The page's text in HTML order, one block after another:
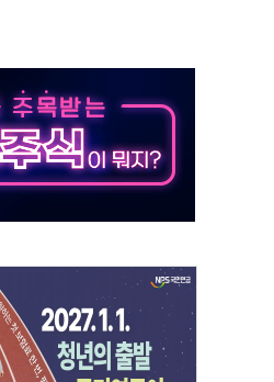
소리 내야"
고조